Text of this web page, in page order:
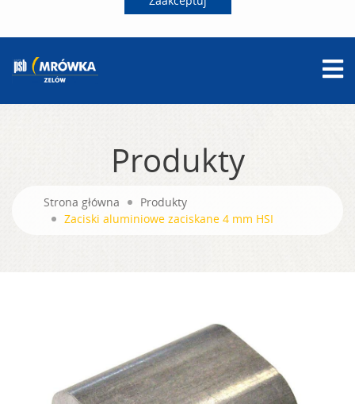
Produkty
Strona główna
Produkty
Zaciski aluminiowe zaciskane 4 mm HSI